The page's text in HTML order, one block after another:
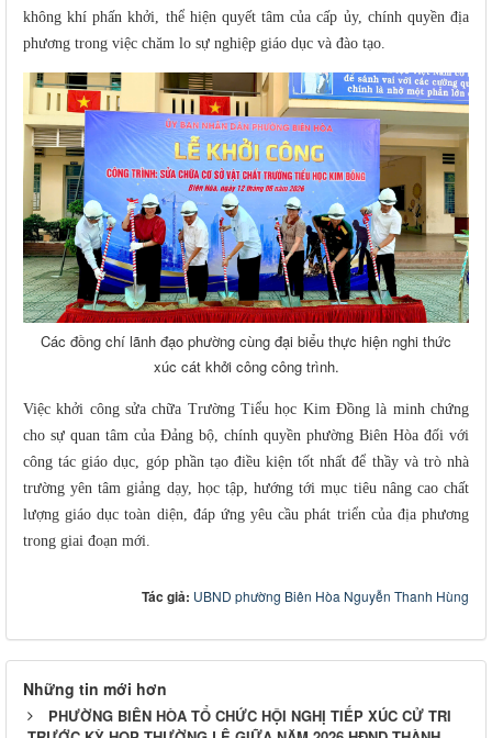
không khí phấn khởi, thể hiện quyết tâm của cấp ủy, chính quyền địa
phương trong việc chăm lo sự nghiệp giáo dục và đào tạo.
Các đồng chí lãnh đạo phường cùng đại biểu thực hiện nghi thức
xúc cát khởi công công trình.
Việc khởi công sửa chữa Trường Tiểu học Kim Đồng là minh chứng
cho sự quan tâm của Đảng bộ, chính quyền phường Biên Hòa đối với
công tác giáo dục, góp phần tạo điều kiện tốt nhất để thầy và trò nhà
trường yên tâm giảng dạy, học tập, hướng tới mục tiêu nâng cao chất
lượng giáo dục toàn diện, đáp ứng yêu cầu phát triển của địa phương
trong giai đoạn mới.
Tác giả: UBND phường Biên Hòa Nguyễn Thanh Hùng
Những tin mới hơn
PHƯỜNG BIÊN HÒA TỔ CHỨC HỘI NGHỊ TIẾP XÚC CỬ TRI